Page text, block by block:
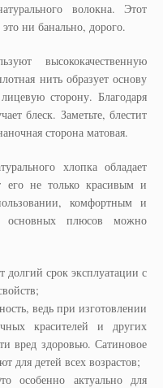
волокна. Этот
ни банально, дорого.
высококачественную
нить образует основу
сторону. Благодаря
блеск. Заметьте, блестит
сторона матовая.
хлопка обладает
его не только красивым и
комфортным и
основных плюсов можно
долгий срок эксплуатации с
ведь при изготовлении
красителей и других
вред здоровью. Сатиновое
для детей всех возрастов;
особенно актуально для